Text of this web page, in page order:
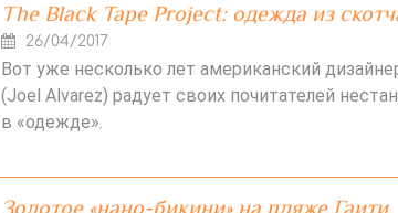
The Black Tape Project: одежда из
26/04/2017
Вот уже несколько лет американский
(Joel Alvarez) радует своих почитателей
в «одежде».
Золотое «нано-бикини» на пляже Гаити